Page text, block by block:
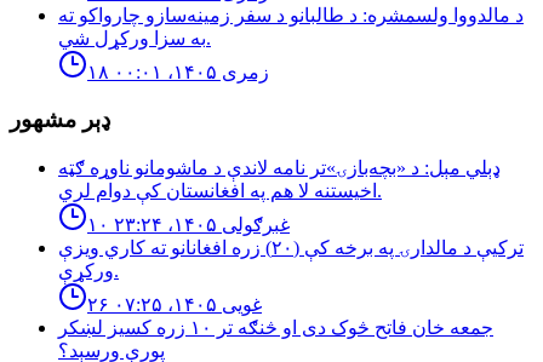
د مالدووا ولسمشره: د طالبانو د سفر زمینه‌سازو چارواکو ته
به سزا ورکړل شي.
۱۸ زمری ۱۴۰۵، ۰۰:۰۱
ډېر مشهور
ډېلي مېل: د «بچه‌بازۍ»تر نامه لاندې د ماشومانو ناوړه ګټه
اخیستنه لا هم په افغانستان کې دوام لري.
۱۰ غبرګولی ۱۴۰۵، ۲۳:۲۴
تركيې د مالدارۍ په برخه كې (٢٠) زره افغانانو ته كاري ويزې
وركړې.
۲۶ غویی ۱۴۰۵، ۰۷:۲۵
جمعه خان فاتح څوک دی او څنګه تر ۱۰ زره کسیز لښکر
پورې ورسېد؟